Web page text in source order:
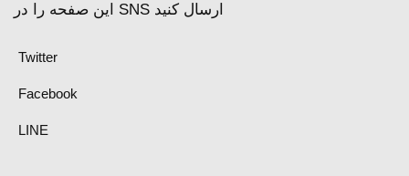
این صفحه را در SNS ارسال کنید
Twitter
Facebook
LINE